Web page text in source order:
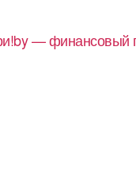
— финансовый